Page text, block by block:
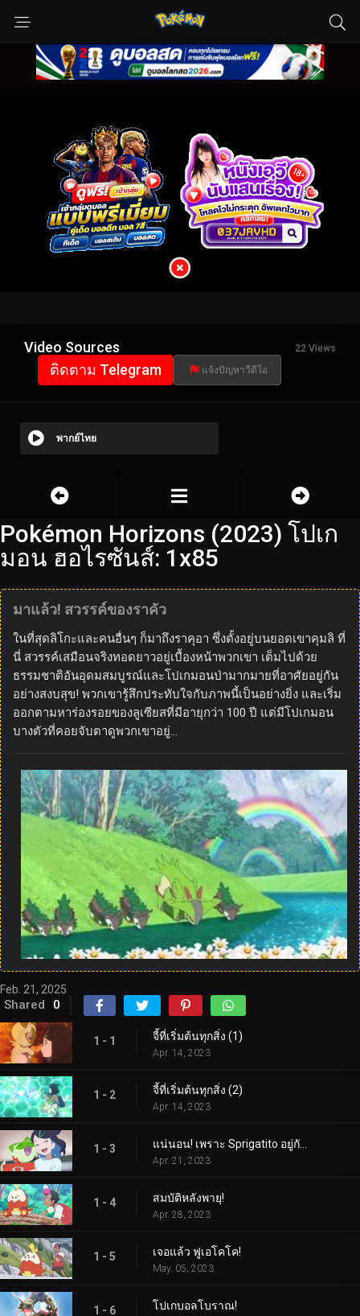
Video Sources 22 Views
ติดตาม Telegram แจ้งปัญหาวีดีโอ
พากย์ไทย
Pokémon Horizons (2023) โปเก
มอน ฮอไรซันส์: 1x85
มาแล้ว! สวรรค์ของราคัว
ในที่สุดลิโกะและคนอื่นๆ ก็มาถึงราคุอา ซึ่งตั้งอยู่บนยอดเขาคุมลิ ที่
นี่ สวรรค์เสมือนจริงทอดยาวอยู่เบื้องหน้าพวกเขา เต็มไปด้วย
ธรรมชาติอันอุดมสมบูรณ์และโปเกมอนป่ามากมายที่อาศัยอยู่กัน
อย่างสงบสุข! พวกเขารู้สึกประทับใจกับภาพนี้เป็นอย่างยิ่ง และเริ่ม
ออกตามหาร่องรอยของลูเซียสที่มีอายุกว่า 100 ปี แต่มีโปเกมอน
บางตัวที่คอยจับตาดูพวกเขาอยู่…
Feb. 21, 2025
Shared 0
1 - 1 จี้ที่เริ่มต้นทุกสิ่ง (1)
Apr. 14, 2023
1 - 2 จี้ที่เริ่มต้นทุกสิ่ง (2)
Apr. 14, 2023
1 - 3
Apr. 21, 2023
1 - 4 สมบัติหลังพายุ!
Apr. 28, 2023
1 - 5 เจอแล้ว ฟูเอโคโค!
May. 05, 2023
1 - 6 โปเกบอลโบราณ!